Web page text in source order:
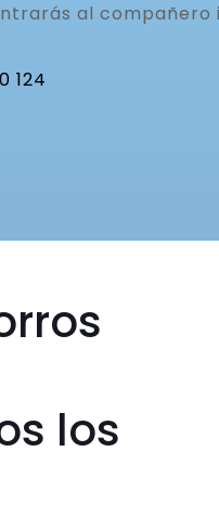
al compañero
124
los